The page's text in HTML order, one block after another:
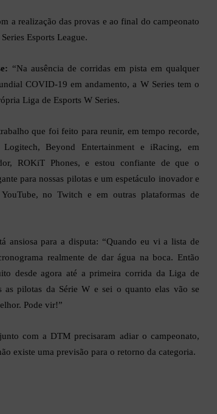
a realização das provas e ao final do campeonato
Esports League.
“Na ausência de corridas em pista em qualquer
COVID-19 em andamento, a W Series tem o
Liga de Esports W Series.
que foi feito para reunir, em tempo recorde,
Beyond Entertainment e iRacing, em
ROKiT Phones, e estou confiante de que o
para nossas pilotas e um espetáculo inovador e
no Twitch e em outras plataformas de
ansiosa para a disputa: “Quando eu vi a lista de
realmente de dar água na boca. Então
desde agora até a primeira corrida da Liga de
pilotas da Série W e sei o quanto elas vão se
Pode vir!”
com a DTM precisaram adiar o campeonato,
existe uma previsão para o retorno da categoria.